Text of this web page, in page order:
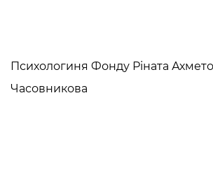
Психологиня Фонду Ріната
Часовникова